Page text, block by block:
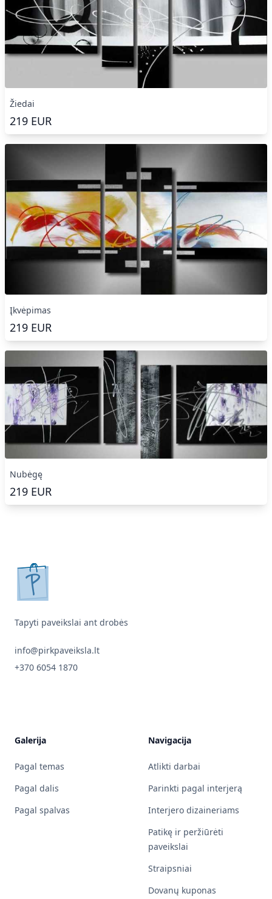
Žiedai
219 EUR
Įkvėpimas
219 EUR
Nubėgę
219 EUR
pirkpaveiksla.lt
Tapyti paveikslai ant drobės
info@pirkpaveiksla.lt
+370 6054 1870
Galerija
Pagal temas
Pagal dalis
Pagal spalvas
Navigacija
Atlikti darbai
Parinkti pagal interjerą
Interjero dizaineriams
Patikę ir peržiūrėti
paveikslai
Straipsniai
Dovanų kuponas